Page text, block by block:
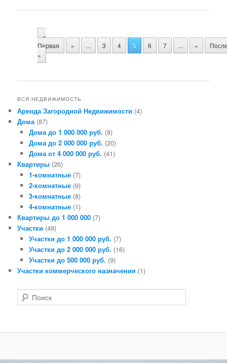
«
Первая
« ... 3 4 5 6 7 ... »
»
ВСЯ НЕДВИЖИМОСТЬ
Аренда Загородной Недвижимости (4)
Дома (87)
Дома до 1 000 000 руб. (8)
Дома до 2 000 000 руб. (20)
Дома от 4 000 000 руб. (41)
Квартиры (26)
1-комнатные(7)
2-комнатные(9)
3-комнатные(8)
4-комнатные(1)
Квартиры до 1 000 000 (7)
Участки (49)
Участки до 1 000 000 руб. (7)
Участки до 2 000 000 руб. (16)
Участки до 500 000 руб. (9)
Участки коммерческого назначения (1)
Поиск